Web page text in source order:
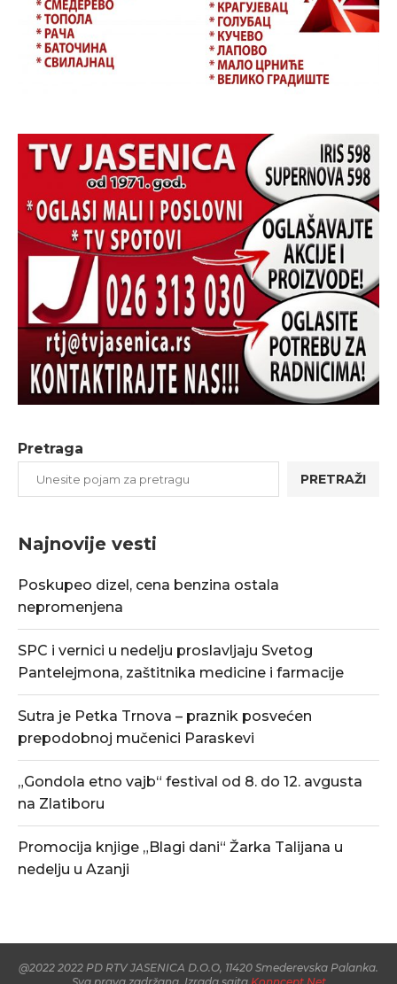
Pretraga
PRETRAŽI
Najnovije vesti
Poskupeo dizel, cena benzina ostala
nepromenjena
SPC i vernici u nedelju proslavljaju Svetog
Pantelejmona, zaštitnika medicine i farmacije
Sutra je Petka Trnova – praznik posvećen
prepodobnoj mučenici Paraskevi
„Gondola etno vajb“ festival od 8. do 12. avgusta
na Zlatiboru
Promocija knjige „Blagi dani“ Žarka Talijana u
nedelju u Azanji
@2022 2022 PD RTV JASENICA D.O.O, 11420 Smederevska Palanka.